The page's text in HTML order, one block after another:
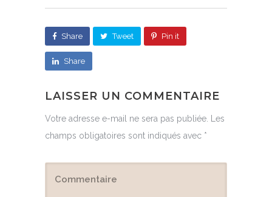
Share Tweet Pin it
Share
LAISSER UN COMMENTAIRE
Votre adresse e-mail ne sera pas publiée. Les
champs obligatoires sont indiqués avec *